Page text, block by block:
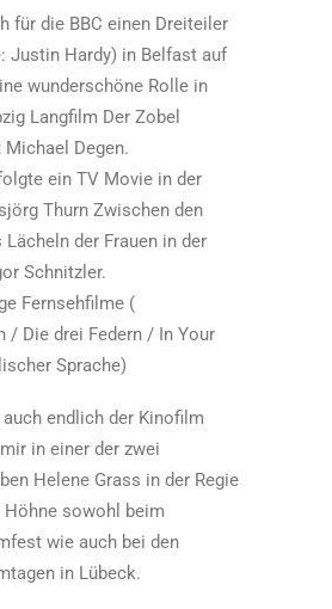
für die BBC einen Dreiteiler
Justin Hardy) in Belfast auf
wunderschöne Rolle in
Langfilm Der Zobel
Degen.
ein TV Movie in der
Thurn Zwischen den
Lächeln der Frauen in der
Schnitzler.
Fernsehfilme (
/ Die drei Federn / In Your
Sprache)
auch endlich der Kinofilm
in einer der zwei
Helene Grass in der Regie
sowohl beim
wie auch bei den
in Lübeck.